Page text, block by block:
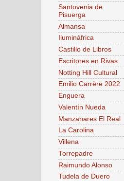
Santovenia de
Pisuerga
Almansa
Ilumináfrica
Castillo de Libros
Escritores en Rivas
Notting Hill Cultural
Emilio Carrère 2022
Enguera
Valentín Nueda
Manzanares El Real
La Carolina
Villena
Torrepadre
Raimundo Alonso
Tudela de Duero